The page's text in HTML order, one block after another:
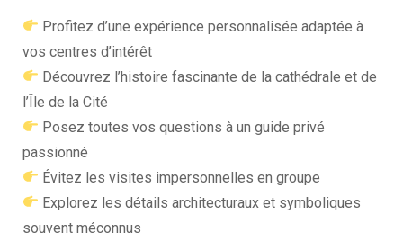
Profitez d’une expérience personnalisée adaptée à
vos centres d’intérêt
Découvrez l’histoire fascinante de la cathédrale et de
l’Île de la Cité
Posez toutes vos questions à un guide privé
passionné
Évitez les visites impersonnelles en groupe
Explorez les détails architecturaux et symboliques
souvent méconnus